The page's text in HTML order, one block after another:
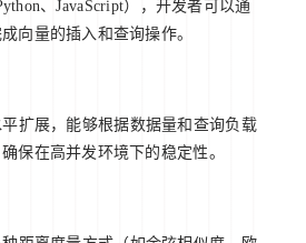
、JavaScript），开发者可以通
向量的插入和查询操作。
平扩展，能够根据数据量和查询负载
保在高并发环境下的稳定性。